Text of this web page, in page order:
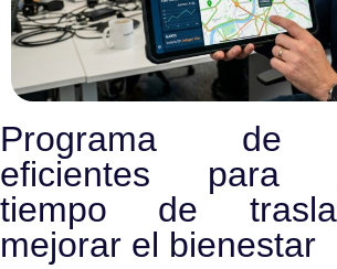
Programa de
eficientes para
tiempo de
mejorar el bienestar